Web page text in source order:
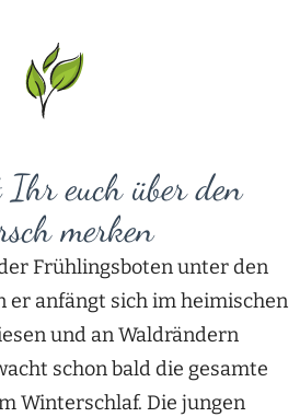
euch über den
merken
Frühlingsboten unter den
er anfängt sich im heimischen
und an Waldrändern
schon bald die gesamte
Winterschlaf. Die jungen